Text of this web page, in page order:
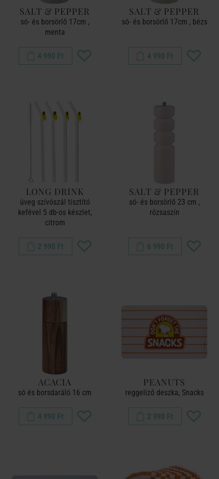
SALT & PEPPER
só- és borsörlő 17cm ,
menta
4 990 Ft
SALT & PEPPER
só- és borsörlő 17cm , bézs
4 990 Ft
LONG DRINK
üveg szívószál tisztító
kefével 5 db-os készlet,
citrom
2 990 Ft
SALT & PEPPER
só- és borsörlő 23 cm ,
rózsaszín
6 990 Ft
ACACIA
só és borsdaráló 16 cm
4 990 Ft
PEANUTS
reggeliző deszka, Snacks
2 990 Ft